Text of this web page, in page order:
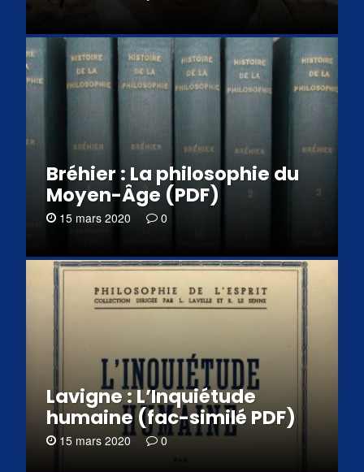
Bréhier : La philosophie du
Moyen-Âge (PDF)
15 mars 2020 0
Lavigne : L’Inquiétude
humaine (fac-similé PDF)
15 mars 2020 0